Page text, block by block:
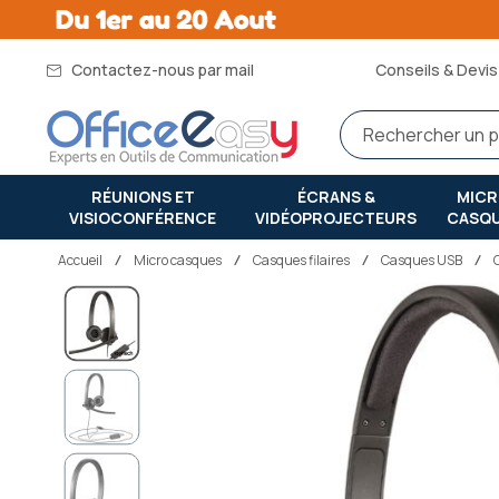
Contactez-nous par mail Conseils &
RÉUNIONS ET
VISIOCONFÉRENCE
ÉCRANS &
VIDÉOPROJECTEURS
Accueil micro casques Casques filaires Casques USB
Passer
fin
de
galerie
d’images